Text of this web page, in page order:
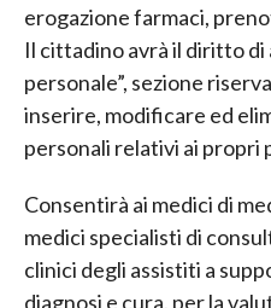
erogazione farmaci,
Il cittadino avrà il diritto di
personale”, sezione
inserire, modificare ed
personali relativi ai propri
Consentirà ai medici di
medici specialisti di
clinici degli assistiti a
diagnosi e cura, per la